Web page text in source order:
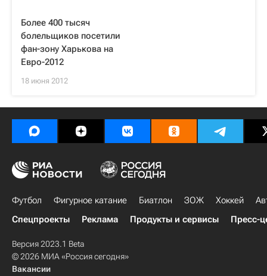
Более 400 тысяч
болельщиков посетили
фан-зону Харькова на
Евро-2012
18 июня 2012
Футбол Фигурное катание Биатлон ЗОЖ Хоккей
Спецпроекты
Реклама Продукты и сервисы Пресс-
Версия 2023.1 Beta
© 2026 МИА «Россия сегодня»
Вакансии